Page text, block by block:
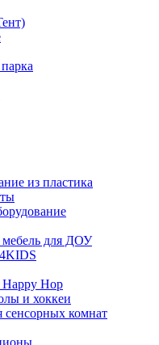
из пластика
мебель для ДОУ
Hop
и хоккеи
сенсорных комнат